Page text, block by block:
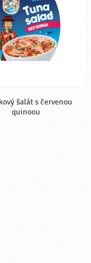
šalát s červenou
quinoou